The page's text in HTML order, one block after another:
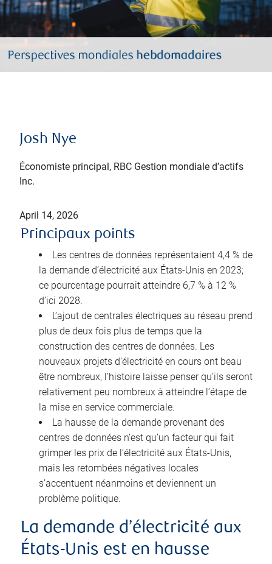
Josh Nye
Économiste principal, RBC Gestion mondiale d’actifs
Inc.
April 14, 2026
Principaux points
Les centres de données représentaient 4,4 % de
la demande d’électricité aux États-Unis en 2023;
ce pourcentage pourrait atteindre 6,7 % à 12 %
d’ici 2028.
L’ajout de centrales électriques au réseau prend
plus de deux fois plus de temps que la
construction des centres de données. Les
nouveaux projets d’électricité en cours ont beau
être nombreux, l’histoire laisse penser qu’ils seront
relativement peu nombreux à atteindre l’étape de
la mise en service commerciale.
La hausse de la demande provenant des
centres de données n’est qu’un facteur qui fait
grimper les prix de l’électricité aux États-Unis,
mais les retombées négatives locales
s’accentuent néanmoins et deviennent un
problème politique.
La demande d’électricité aux
États-Unis est en hausse